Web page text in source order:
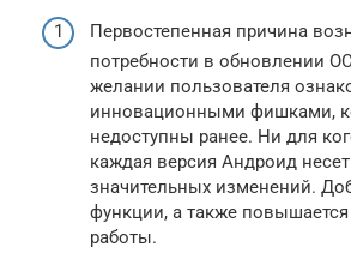
Первостепенная причина
потребности в обновлении
желании пользователя
инновационными фишками,
недоступны ранее. Ни для
каждая версия Андроид
значительных изменений.
функции, а также повышается
работы.